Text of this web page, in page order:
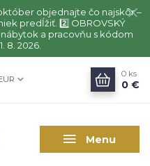
objednajte čo najskôr –
predĺžiť. 2️⃣ OBROVSKÝ
nábytok a pracovňu s kódom
8. 2026.
Menu
0 ks
0 €